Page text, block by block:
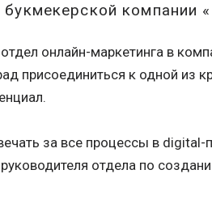
компании
онлайн-маркетинга в
присоединиться к одной из
за все процессы в digital-
отдела по